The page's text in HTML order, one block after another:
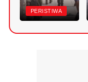
PERISTIWA